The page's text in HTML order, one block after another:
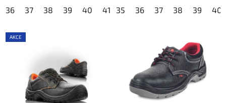
36 37 38 39 40 41 42 43 44 45 46
35 36 37 38 39 40
AKCE